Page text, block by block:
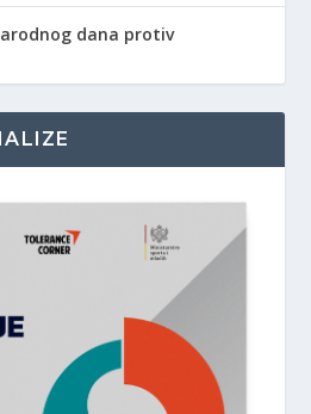
dana protiv